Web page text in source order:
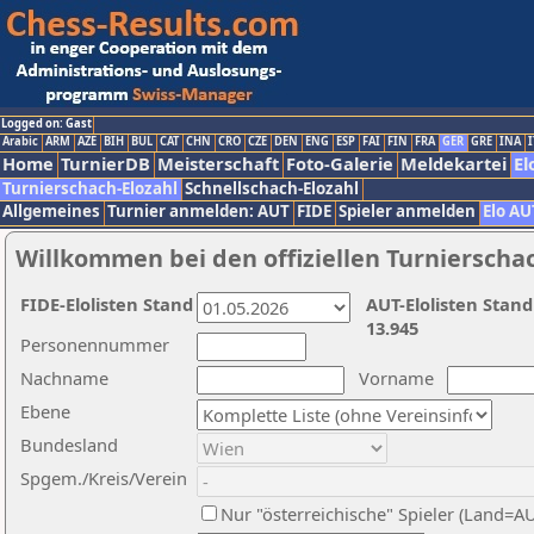
Logged on: Gast
Arabic ARM AZE BIH BUL CAT CHN CRO CZE DEN ENG ESP FAI FIN FRA GER GRE INA
Home TurnierDB Meisterschaft Foto-Galerie Meldekartei
Turnierschach-Elozahl Schnellschach-Elozahl
Allgemeines Turnier anmelden: AUT FIDE Spieler anmelden Elo
Willkommen bei den offiziellen
Nachname
Vorname
Ebene
Personennummer
Bundesland
Spgem./Kreis/Verein
Nur "österreichische" Spieler
AUT-Elolisten
13.945
FIDE-Elolisten Stand